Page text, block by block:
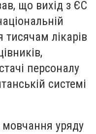
що вихід з ЄС
тисячам лікарів
персоналу
системі
мовчання уряду